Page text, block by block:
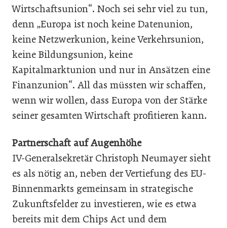
Wirtschaftsunion“. Noch sei sehr viel zu tun,
denn „Europa ist noch keine Datenunion,
keine Netzwerkunion, keine Verkehrsunion,
keine Bildungsunion, keine
Kapitalmarktunion und nur in Ansätzen eine
Finanzunion“. All das müssten wir schaffen,
wenn wir wollen, dass Europa von der Stärke
seiner gesamten Wirtschaft profitieren kann.
Partnerschaft auf Augenhöhe
IV-Generalsekretär Christoph Neumayer sieht
es als nötig an, neben der Vertiefung des EU-
Binnenmarkts gemeinsam in strategische
Zukunftsfelder zu investieren, wie es etwa
bereits mit dem Chips Act und dem